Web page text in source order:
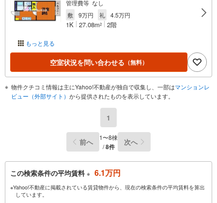
もっと見る
管理費等 なし
敷
9万円 礼 4.5万円
1K 27.08m2 2階
空室状況を問い合わせる （無料）
物件クチコミ情報は主にYahoo!不動産が独自で収集し、一部はマンションレ
ビュー（外部サイト） から提供されたものを表示しています。
1
前へ
1〜8棟
/8件 次へ
この検索条件の平均賃料 ※ 6.1万円
※Yahoo!不動産に掲載されている賃貸物件から、現在の検索条件の平均賃料を算出
しています。